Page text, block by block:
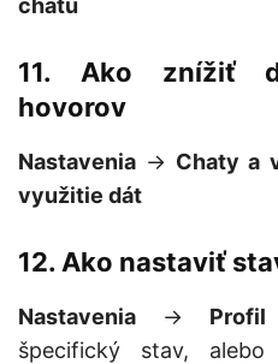
chatu
11. Ako znížiť
hovorov
Nastavenia -> Chaty a
využitie dát
12. Ako nastaviť
Nastavenia -> Profil
špecifický stav,